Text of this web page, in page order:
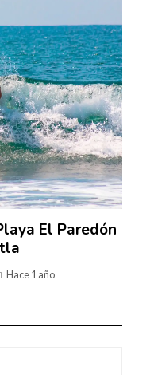
El Paredón
Hace 1 año